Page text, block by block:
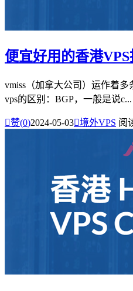
便宜好用的香港
vmiss（加拿大公司）运作着
vps的区别：BGP，一般是说c...
赞(0)2024-05-03境外VPS 阅